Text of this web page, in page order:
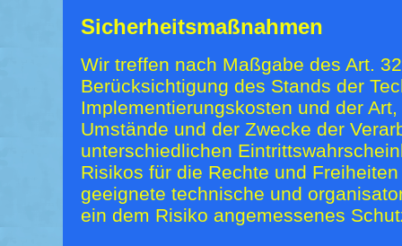
Sicherheitsmaßnahmen
Wir treffen nach Maßgabe des Art.
Berücksichtigung des Stands der
Implementierungskosten und der
Umstände und der Zwecke der
unterschiedlichen
Risikos für die Rechte und
geeignete technische und
ein dem Risiko angemessenes